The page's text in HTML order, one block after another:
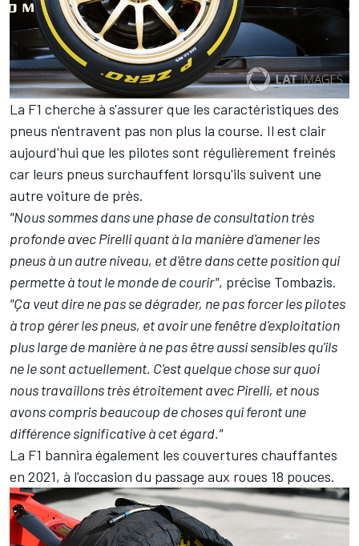
La F1 cherche à s'assurer que les caractéristiques des
pneus n'entravent pas non plus la course. Il est clair
aujourd'hui que les pilotes sont régulièrement freinés
car leurs pneus surchauffent lorsqu'ils suivent une
autre voiture de près.
"Nous sommes dans une phase de consultation très
profonde avec Pirelli quant à la manière d'amener les
pneus à un autre niveau, et d'être dans cette position qui
permette à tout le monde de courir", précise Tombazis.
"Ça veut dire ne pas se dégrader, ne pas forcer les pilotes
à trop gérer les pneus, et avoir une fenêtre d'exploitation
plus large de manière à ne pas être aussi sensibles qu'ils
ne le sont actuellement. C'est quelque chose sur quoi
nous travaillons très étroitement avec Pirelli, et nous
avons compris beaucoup de choses qui feront une
différence significative à cet égard."
La F1 bannira également les couvertures chauffantes
en 2021, à l'occasion du passage aux roues 18 pouces.